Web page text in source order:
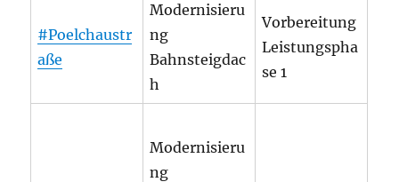
#Poelchaustr
aße
Modernisieru
ng
Bahnsteigdac
h
Vorbereitung
Leistungspha
se 1
Modernisieru
ng